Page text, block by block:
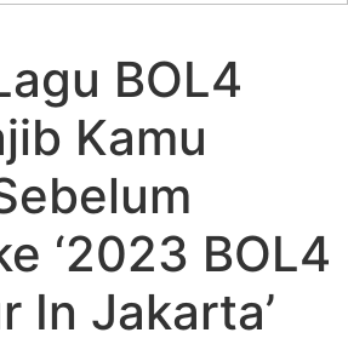
BOL4
Kamu
‘2023 BOL4
In Jakarta’